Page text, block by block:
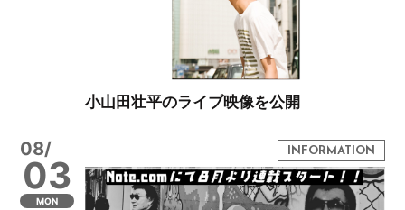
小山田壮平のライブ映像を公開
08/
03
MON